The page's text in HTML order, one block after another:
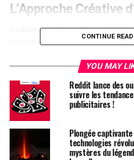
L’Approche Créative
Asakawa aborde son travail tel
‌son laboratoire, ​expérimentant
ici ou la ‌position d’une poche là,
vêtement dans un film qui me
l’image de cette silhouette reste
mémoire. Mais je ne peux pas
silhouette sans‍ concevoir le tissu
confie-t-il. Ses expérimentations
les⁤ images parfaites de son
CONTINUE
YOU MAY
Reddit lance des
suivre les
publicitaires !
Plongée
technologies
mystères du